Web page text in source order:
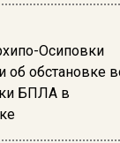
Осиповки
об обстановке
БПЛА в